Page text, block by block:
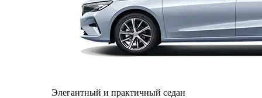
Элегантный и практичный седан